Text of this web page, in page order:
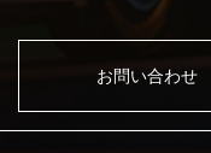
お問い合わせ